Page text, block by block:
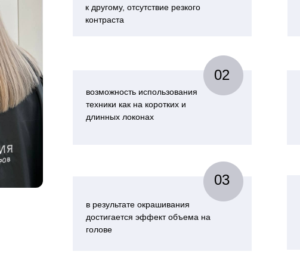
к другому, отсутствие резкого
контраста
возможность использования
техники как на коротких и
длинных локонах
в результате окрашивания
достигается эффект объема на
голове
02
03